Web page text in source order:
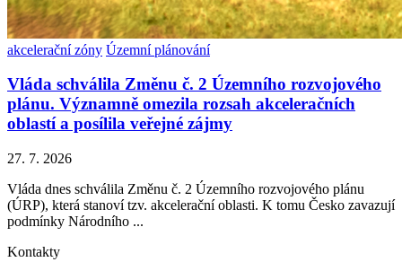
akcelerační zóny Územní plánování
Vláda schválila Změnu č. 2 Územního rozvojového
plánu. Významně omezila rozsah akceleračních
oblastí a posílila veřejné zájmy
27. 7. 2026
Vláda dnes schválila Změnu č. 2 Územního rozvojového plánu
(ÚRP), která stanoví tzv. akcelerační oblasti. K tomu Česko zavazují
podmínky Národního ...
Kontakty